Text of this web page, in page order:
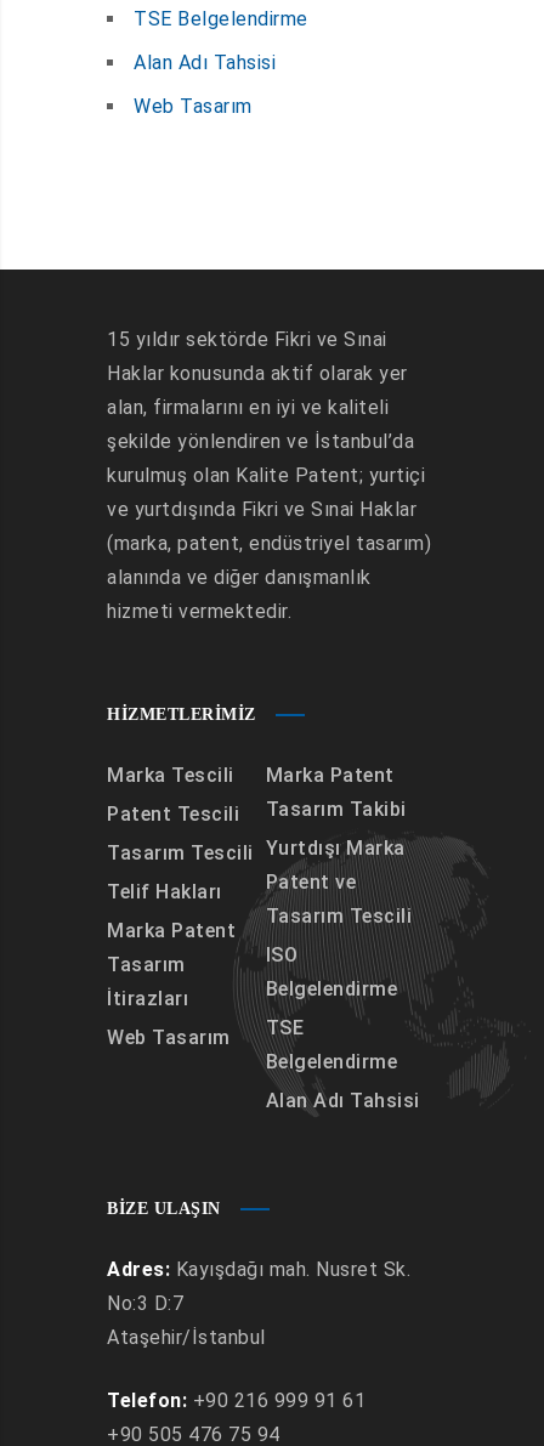
TSE Belgelendirme
Alan Adı Tahsisi
Web Tasarım
15 yıldır sektörde Fikri ve Sınai
Haklar konusunda aktif olarak yer
alan, firmalarını en iyi ve kaliteli
şekilde yönlendiren ve İstanbul’da
kurulmuş olan Kalite Patent; yurtiçi
ve yurtdışında Fikri ve Sınai Haklar
(marka, patent, endüstriyel tasarım)
alanında ve diğer danışmanlık
hizmeti vermektedir.
HIZMETLERIMIZ
Marka Tescili
Patent Tescili
Tasarım Tescili
Telif Hakları
Marka Patent
Tasarım
İtirazları
Web Tasarım
Marka Patent
Tasarım Takibi
Yurtdışı Marka
Patent ve
Tasarım Tescili
ISO
Belgelendirme
TSE
Belgelendirme
Alan Adı Tahsisi
BIZE ULAŞIN
Adres: Kayışdağı mah. Nusret Sk.
No:3 D:7
Ataşehir/İstanbul
Telefon: +90 216 999 91 61
+90 505 476 75 94